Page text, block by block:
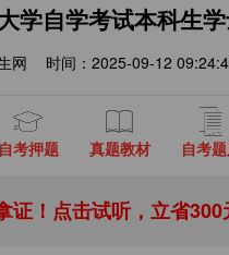
学自学考试本科生
网 时间：2025-09-12
自考押题 真题教材 自考
证！点击试听，立省300